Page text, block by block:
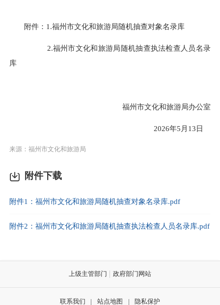
附件：1.福州市文化和旅游局随机抽查对象名录库
2.福州市文化和旅游局随机抽查执法检查人员名录
库
福州市文化和旅游局办公室
2026年5月13日
来源：福州市文化和旅游局
附件下载
附件1：福州市文化和旅游局随机抽查对象名录库.pdf
附件2：福州市文化和旅游局随机抽查执法检查人员名录库.pdf
上级主管部门 政府部门网站
联系我们 | 站点地图 | 隐私保护